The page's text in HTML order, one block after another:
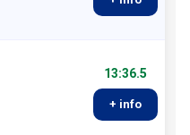
13:36.5
+ info